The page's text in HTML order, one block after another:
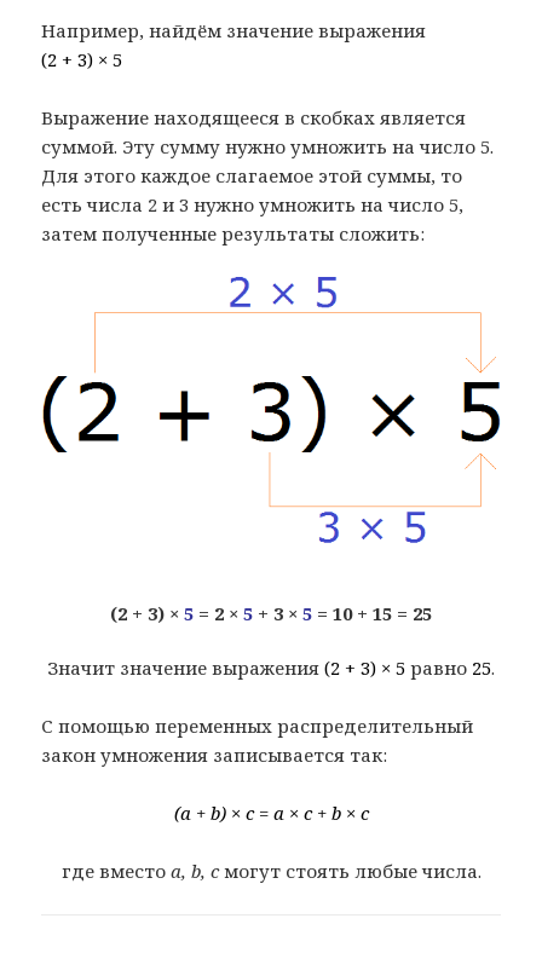
Например, найдём значение выражения
(2 + 3) × 5
Выражение находящееся в скобках является
суммой. Эту сумму нужно умножить на число 5.
Для этого каждое слагаемое этой суммы, то
есть числа 2 и 3 нужно умножить на число 5,
затем полученные результаты сложить:
(2 + 3) × 5 = 2 × 5 + 3 × 5 = 10 + 15 = 25
Значит значение выражения (2 + 3) × 5 равно 25.
С помощью переменных распределительный
закон умножения записывается так:
(a + b) × c = a × c + b × c
где вместо a, b, cмогут стоять любые числа.